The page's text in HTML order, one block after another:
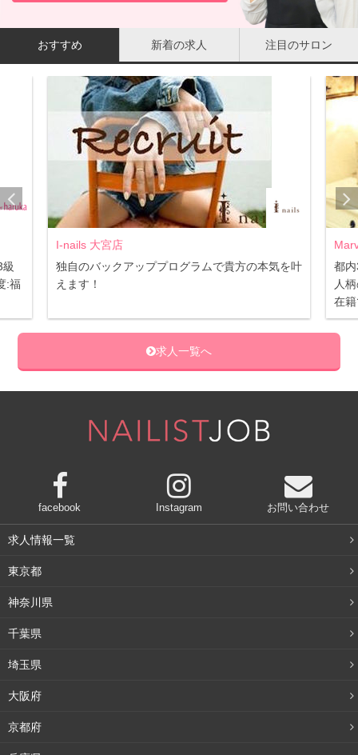
おすすめ 新着の求人 注目のサロン
叶
Marvelous 恵比寿店
都内3店舗同時募集☆ 福利厚生充実で安心♪
人柄の良いスタッフで職場環境◎ JNA認定講師
☆未
研
ける
求人一覧へ
facebook Instagram お問い合わせ
求人情報一覧
東京都
神奈川県
千葉県
埼玉県
大阪府
京都府